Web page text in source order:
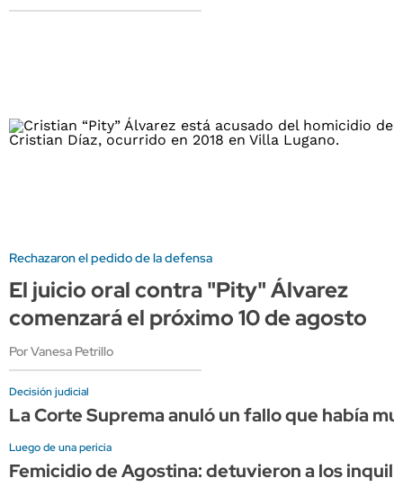
Rechazaron el pedido de la defensa
El juicio oral contra "Pity" Álvarez
comenzará el próximo 10 de agosto
Por Vanesa Petrillo
Decisión judicial
La Corte Suprema anuló un fallo que había
Luego de una pericia
Femicidio de Agostina: detuvieron a los